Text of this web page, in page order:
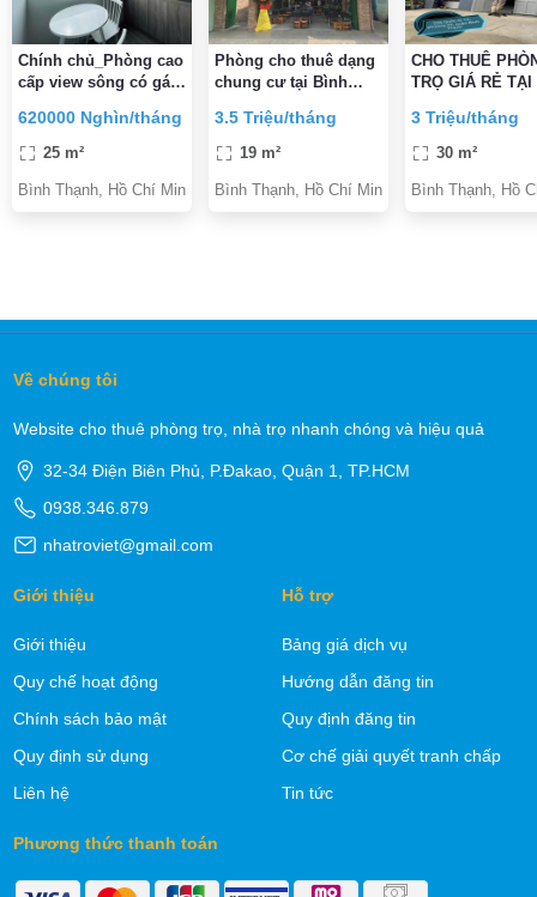
Chính chủ_Phòng cao
cấp view sông có gác
620000 Nghìn/tháng
25 m²
Bình Thạnh, Hồ Chí Minh
Phòng cho thuê dạng
chung cư tại Bình
3.5 Triệu/tháng
19 m²
Bình Thạnh, Hồ Chí Minh
CHO THUÊ
TRỌ GIÁ RẺ TẠI
3 Triệu/tháng
30 m²
Bình Thạnh, Hồ
Về chúng tôi
Website cho thuê phòng trọ, nhà trọ nhanh chóng và hiệu quả
32-34 Điện Biên Phủ, P.Đakao, Quận 1, TP.HCM
0938.346.879
nhatroviet@gmail.com
Giới thiệu
Giới thiệu
Quy chế hoạt động
Chính sách bảo mật
Quy định sử dụng
Liên hệ
Hỗ trợ
Bảng giá dịch vụ
Hướng dẫn đăng tin
Quy định đăng tin
Cơ chế giải quyết tranh chấp
Tin tức
Phương thức thanh toán